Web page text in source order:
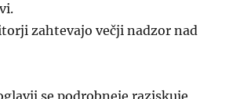
zahtevajo večji nadzor nad
se podrobneje raziskuje